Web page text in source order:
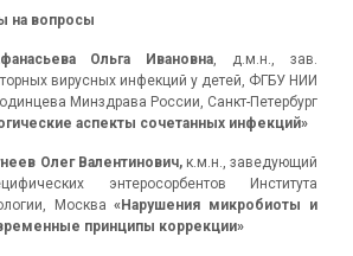
на вопросы
Ольга Ивановна, д.м.н., зав.
вирусных инфекций у детей, ФГБУ НИИ
Минздрава России, Санкт-Петербург
аспекты сочетанных инфекций»
Олег Валентинович, к.м.н., заведующий
энтеросорбентов Института
Москва«Нарушения микробиоты и
принципы коррекции»